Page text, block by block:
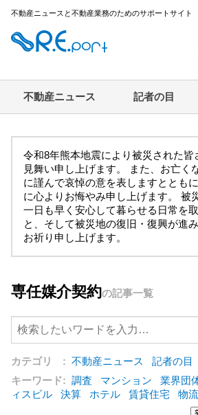
不動産ニュースと不動産業務のためのサポートサイト
不動産ニュース 記者の目
令和8年熊本地震により被災された皆
見舞い申し上げます。 また、お亡く
に謹んで哀悼の意を表しますととも
に心よりお悔やみ申し上げます。 被
一日も早く安心して暮らせる日常を
と、そして被災地の復旧・復興が進
お祈り申し上げます。
専任媒介契約の記事一覧
カテゴリ : 不動産ニュース 記者の目
キーワード: 調査 マンション 業界団
ィスビル
決算 ホテル 賃貸住宅 物